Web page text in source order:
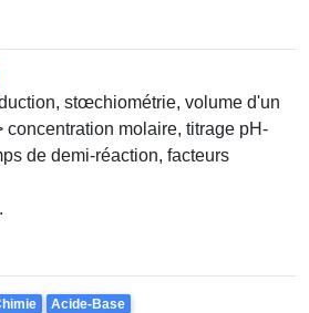
stœchiométrie, volume d'un
concentration molaire, titrage pH-
de demi-réaction, facteurs
Acide-Base